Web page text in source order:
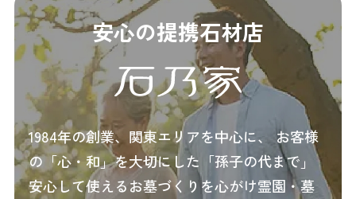
安心の提携石材店
1984年の創業、関東エリアを中心に、
お客様
の「心・和」を大切にした「孫子の代まで」
安心して使えるお墓づくりを心がけ霊園・墓